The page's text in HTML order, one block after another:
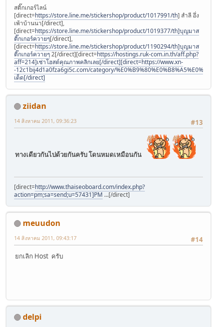
สติ๊กเกอร์ไลน์
[direct=https://store.line.me/stickershop/product/1017991/th] สำลี อึ่ง
เพ้าบ้านนา[/direct],
[direct=https://store.line.me/stickershop/product/1019377/th]บุญมาส
ติ๊กเกอร์ควายๆ[/direct],
[direct=https://store.line.me/stickershop/product/1190294/th]บุญมาส
ติ๊กเกอร์ควายๆ2[/direct][direct=https://hostings.ruk-com.in.th/aff.php?
aff=214]เช่าโฮสต์คุณภาพคลิกเลย[/direct][direct=https://www.xn-
-12c1bij4d1a0fza6gi5c.com/category/
เด็ด[/direct]
ziidan
#13
14 สิงหาคม 2011, 09:36:23
ทางเดียวกันไปด้วยกันครับ โดนหมดเหมือนกัน
[direct=http://www.thaiseoboard.com/index.php?
action=pm;sa=send;u=57431]PM ...[/direct]
meuudon
#14
14 สิงหาคม 2011, 09:43:17
ยกเลิก Host ครับ
delpi